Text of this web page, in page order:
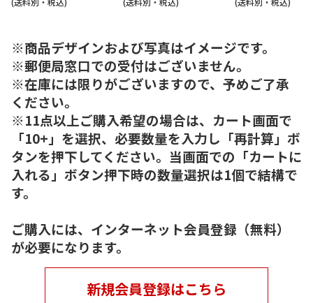
※商品デザインおよび写真はイメージです。
※郵便局窓口での受付はございません。
※在庫には限りがございますので、予めご了承
ください。
※11点以上ご購入希望の場合は、カート画面で
「10+」を選択、必要数量を入力し「再計算」ボ
タンを押下してください。当画面での「カートに
入れる」ボタン押下時の数量選択は1個で結構で
す。
ご購入には、インターネット会員登録（無料）
が必要になります。
新規会員登録はこちら